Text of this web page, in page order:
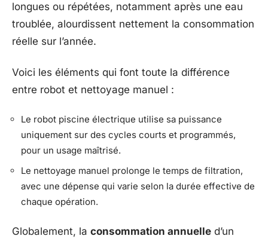
longues ou répétées, notamment après une eau
troublée, alourdissent nettement la consommation
réelle sur l’année.
Voici les éléments qui font toute la différence
entre robot et nettoyage manuel :
Le robot piscine électrique utilise sa puissance
uniquement sur des cycles courts et programmés,
pour un usage maîtrisé.
Le nettoyage manuel prolonge le temps de filtration,
avec une dépense qui varie selon la durée effective de
chaque opération.
Globalement, la consommation annuelle d’un